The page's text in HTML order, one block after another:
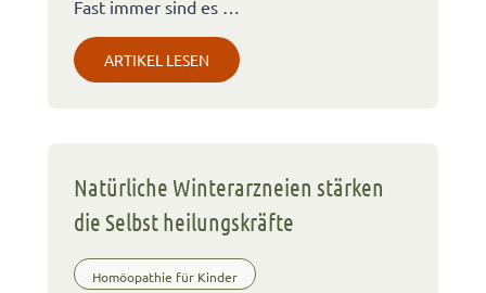
Fast immer sind es …
ARTIKEL LESEN
Natürliche Winterarzneien stärken
die Selbst heilungskräfte
Homöopathie für Kinder